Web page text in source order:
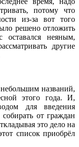
потому что
из-за вот того
решено отложить
неяным,
другие
названий,
этого года. И,
для введения
от граждан
это дело на
список приобрёл